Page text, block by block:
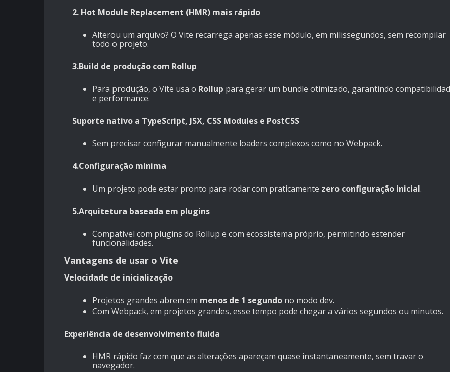
2. Hot Module Replacement (HMR) mais rápido
Alterou um arquivo? O Vite recarrega apenas esse módulo, em milissegundos, sem recompilar
todo o projeto.
3.Build de produção com Rollup
Para produção, o Vite usa o Rollup para gerar um bundle otimizado, garantindo
e performance.
Suporte nativo a TypeScript, JSX, CSS Modules e PostCSS
Sem precisar configurar manualmente loaders complexos como no Webpack.
4.Configuração mínima
Um projeto pode estar pronto para rodar com praticamente zero configuração inicial.
5.Arquitetura baseada em plugins
Compatível com plugins do Rollup e com ecossistema próprio, permitindo estender
funcionalidades.
Vantagens de usar o Vite
Velocidade de inicialização
Projetos grandes abrem em menos de 1 segundo no modo dev.
Com Webpack, em projetos grandes, esse tempo pode chegar a vários segundos ou minutos.
Experiência de desenvolvimento fluida
HMR rápido faz com que as alterações apareçam quase instantaneamente, sem travar o
navegador.